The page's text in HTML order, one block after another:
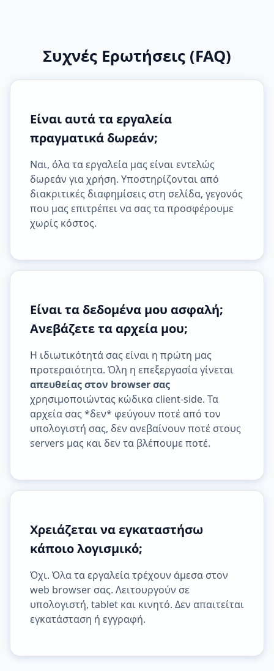
Συχνές Ερωτήσεις (FAQ)
Είναι αυτά τα εργαλεία
πραγματικά δωρεάν;
Ναι, όλα τα εργαλεία μας είναι εντελώς
δωρεάν για χρήση. Υποστηρίζονται από
διακριτικές διαφημίσεις στη σελίδα, γεγονός
που μας επιτρέπει να σας τα προσφέρουμε
χωρίς κόστος.
Είναι τα δεδομένα μου ασφαλή;
Ανεβάζετε τα αρχεία μου;
Η ιδιωτικότητά σας είναι η πρώτη μας
προτεραιότητα. Όλη η επεξεργασία γίνεται
απευθείας στον browser σας
χρησιμοποιώντας κώδικα client-side. Τα
αρχεία σας *δεν* φεύγουν ποτέ από τον
υπολογιστή σας, δεν ανεβαίνουν ποτέ στους
servers μας και δεν τα βλέπουμε ποτέ.
Χρειάζεται να εγκαταστήσω
κάποιο λογισμικό;
Όχι. Όλα τα εργαλεία τρέχουν άμεσα στον
web browser σας. Λειτουργούν σε
υπολογιστή, tablet και κινητό. Δεν απαιτείται
εγκατάσταση ή εγγραφή.